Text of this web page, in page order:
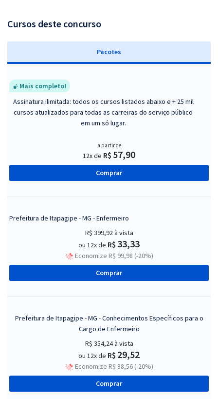
Cursos deste concurso
Pacotes
Mais completo!
Assinatura ilimitada: todos os cursos listados abaixo e + 25 mil
cursos atualizados para todas as carreiras do serviço público
em um só lugar.
a partir de
12x de R$ 57,90
Comprar
Prefeitura de Itapagipe - MG - Enfermeiro
R$ 399,92à vista
ou 12x de R$ 33,33
Economize R$ 99,98 (-20%)
Comprar
Prefeitura de Itapagipe - MG - Conhecimentos Específicos para o
Cargo de Enfermeiro
R$ 354,24à vista
ou 12x de R$ 29,52
Economize R$ 88,56 (-20%)
Comprar